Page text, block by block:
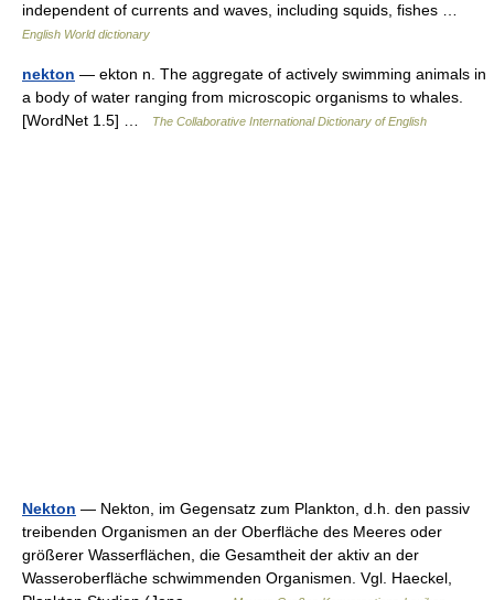
independent of currents and waves, including squids, fishes …
English World dictionary
nekton — ekton n. The aggregate of actively swimming animals in
a body of water ranging from microscopic organisms to whales.
[WordNet 1.5] …
The Collaborative International Dictionary of English
Nekton — Nekton, im Gegensatz zum Plankton, d.h. den passiv
treibenden Organismen an der Oberfläche des Meeres oder
größerer Wasserflächen, die Gesamtheit der aktiv an der
Wasseroberfläche schwimmenden Organismen. Vgl. Haeckel,